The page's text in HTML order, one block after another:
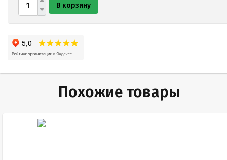
В корзину
Похожие товары